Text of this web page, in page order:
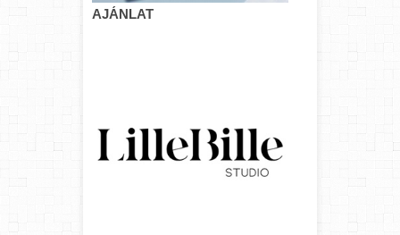
AJÁNLAT